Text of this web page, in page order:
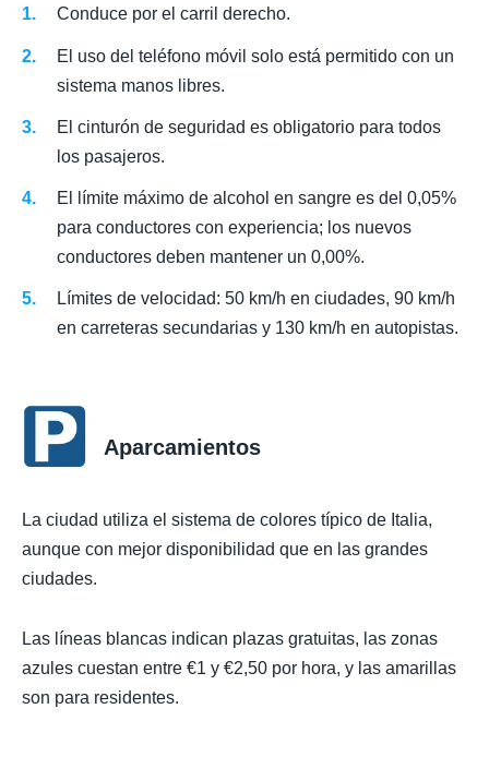
Conduce por el carril derecho.
El uso del teléfono móvil solo está permitido con un
sistema manos libres.
El cinturón de seguridad es obligatorio para todos
los pasajeros.
El límite máximo de alcohol en sangre es del 0,05%
para conductores con experiencia; los nuevos
conductores deben mantener un 0,00%.
Límites de velocidad: 50 km/h en ciudades, 90 km/h
en carreteras secundarias y 130 km/h en autopistas.
Aparcamientos
La ciudad utiliza el sistema de colores típico de Italia,
aunque con mejor disponibilidad que en las grandes
ciudades.
Las líneas blancas indican plazas gratuitas, las zonas
azules cuestan entre €1 y €2,50 por hora, y las amarillas
son para residentes.